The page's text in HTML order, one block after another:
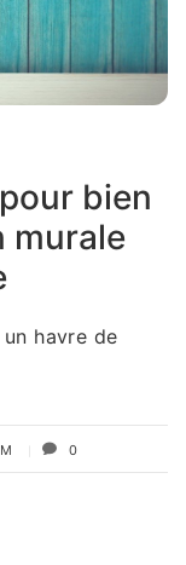
bien
murale
havre de
0